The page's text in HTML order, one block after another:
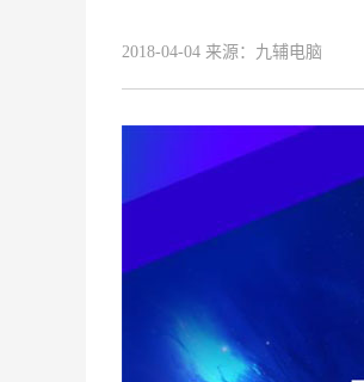
2018-04-04 来源： 九辅电脑